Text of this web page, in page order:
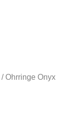
/Ohrringe Onyx